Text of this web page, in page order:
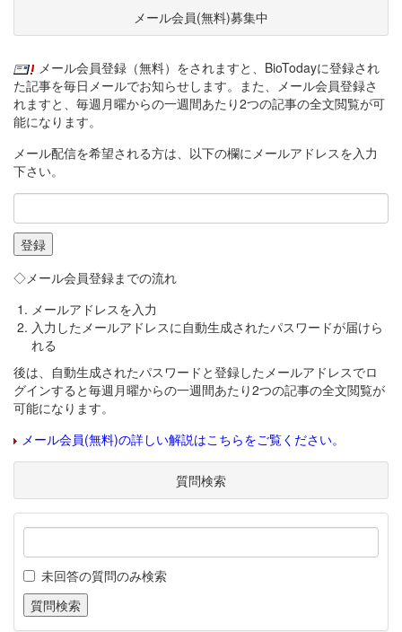
メール会員(無料)募集中
メール会員登録（無料）をされますと、BioTodayに登録され
た記事を毎日メールでお知らせします。また、メール会員登録さ
れますと、毎週月曜からの一週間あたり2つの記事の全文閲覧が可
能になります。
メール配信を希望される方は、以下の欄にメールアドレスを入力
下さい。
◇メール会員登録までの流れ
メールアドレスを入力
入力したメールアドレスに自動生成されたパスワードが届けら
れる
後は、自動生成されたパスワードと登録したメールアドレスでロ
グインすると毎週月曜からの一週間あたり2つの記事の全文閲覧が
可能になります。
メール会員(無料)の詳しい解説はこちらをご覧ください。
質問検索
未回答の質問のみ検索